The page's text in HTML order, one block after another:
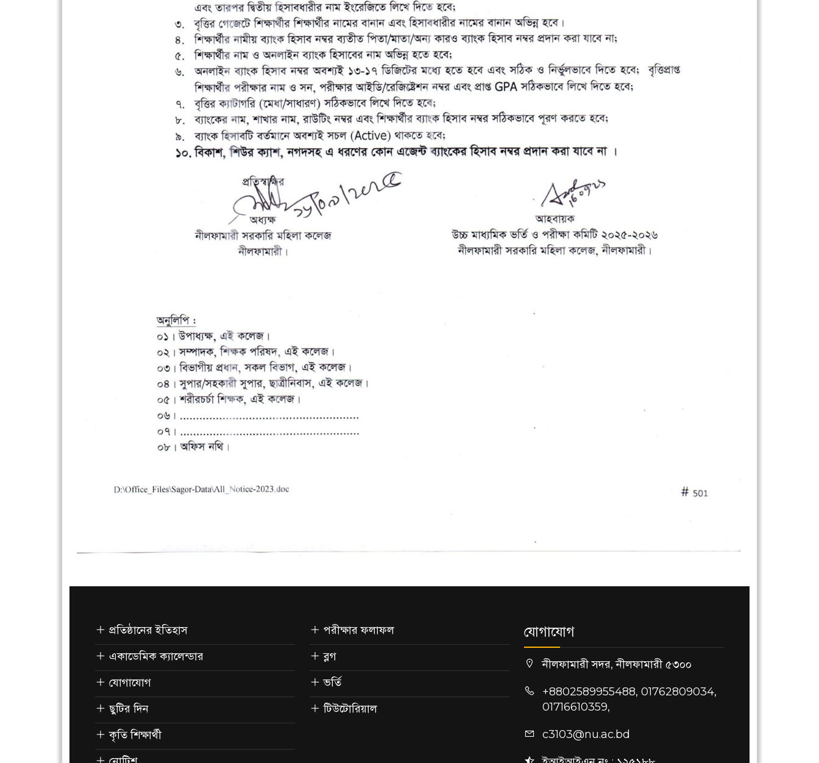
প্রতিষ্ঠানের ইতিহাস
একাডেমিক ক্যালেন্ডার
যোগাযোগ
ছুটির দিন
কৃতি শিক্ষার্থী
পরীক্ষার ফলাফল
ব্লগ
ভর্তি
টিউটোরিয়াল
যোগাযোগ
নীলফামারী সদর, নীলফামারী ৫৩০০
+8802589955488, 01762809034,
01716610359,
c3103@nu.ac.bd